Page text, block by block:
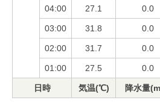
04:00 27.1 0.0
03:00 31.8 0.0
02:00 31.7 0.0
01:00 27.5 0.0
日時 気温(℃) 降水量